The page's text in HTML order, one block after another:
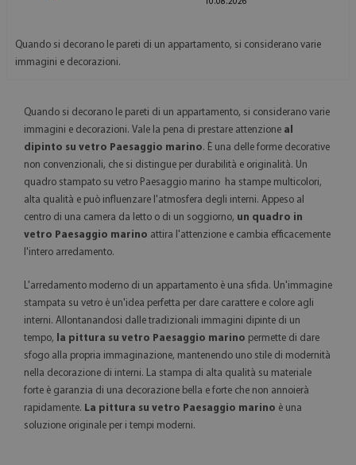
Quando si decorano le pareti di un appartamento, si considerano varie
immagini e decorazioni.
Quando si decorano le pareti di un appartamento, si considerano varie
immagini e decorazioni. Vale la pena di prestare attenzione al
dipinto su vetro Paesaggio marino. È una delle forme decorative
non convenzionali, che si distingue per durabilità e originalità. Un
quadro stampato su vetro Paesaggio marino ha stampe multicolori,
alta qualità e può influenzare l'atmosfera degli interni. Appeso al
centro di una camera da letto o di un soggiorno, un quadro in
vetro Paesaggio marino attira l'attenzione e cambia efficacemente
l'intero arredamento.
L'arredamento moderno di un appartamento è una sfida. Un'immagine
stampata su vetro è un'idea perfetta per dare carattere e colore agli
interni. Allontanandosi dalle tradizionali immagini dipinte di un
tempo,
la pittura su vetro Paesaggio marino permette di dare
sfogo alla propria immaginazione, mantenendo uno stile di modernità
nella decorazione di interni. La stampa di alta qualità su materiale
forte è garanzia di una decorazione bella e forte che non annoierà
rapidamente. La pittura su vetro Paesaggio marino è una
soluzione originale per i tempi moderni.